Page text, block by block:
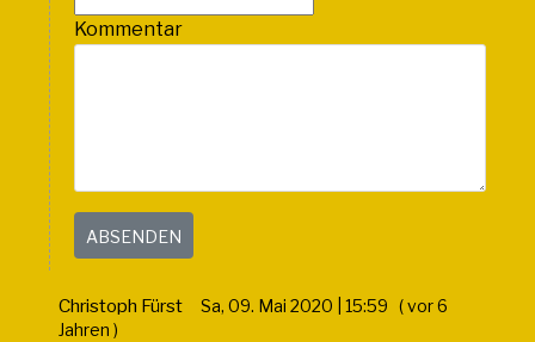
Kommentar
Christoph Fürst
Sa, 09. Mai 2020 | 15:59 ( vor 6
Jahren )